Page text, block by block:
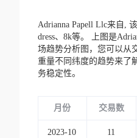
Adrianna Papell Llc来自,
dress、8k等。
上图是
场趋势分析图，您可以从
重量不同纬度的趋势来了
务稳定性。
月份 交易数
2023-10 11